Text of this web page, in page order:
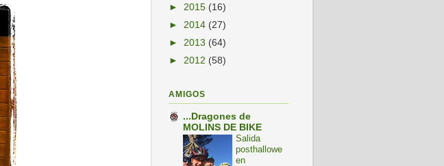
► 2015 (16)
► 2014 (27)
► 2013 (64)
► 2012 (58)
AMIGOS
...Dragones de
MOLINS DE BIKE
Salida
posthallowe
en